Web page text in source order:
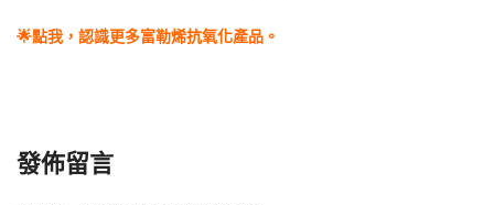
🌟點我，認識更多富勒烯抗氧化產品。
發佈留言